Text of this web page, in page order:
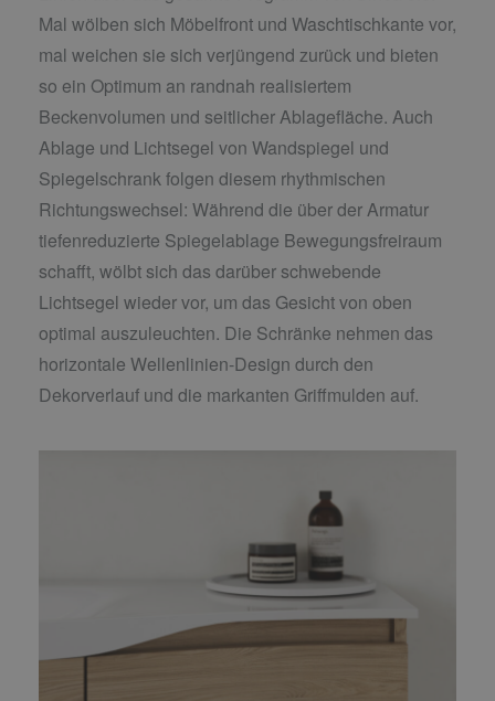
Mal wölben sich Möbelfront und Waschtischkante vor,
mal weichen sie sich verjüngend zurück und bieten
so ein Optimum an randnah realisiertem
Beckenvolumen und seitlicher Ablagefläche. Auch
Ablage und Lichtsegel von Wandspiegel und
Spiegelschrank folgen diesem rhythmischen
Richtungswechsel: Während die über der Armatur
tiefenreduzierte Spiegelablage Bewegungsfreiraum
schafft, wölbt sich das darüber schwebende
Lichtsegel wieder vor, um das Gesicht von oben
optimal auszuleuchten. Die Schränke nehmen das
horizontale Wellenlinien-Design durch den
Dekorverlauf und die markanten Griffmulden auf.